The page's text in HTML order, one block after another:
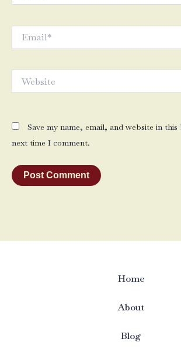
Save my name, email, and website in
next time I comment.
Home
About
Blog